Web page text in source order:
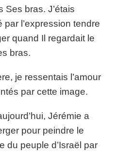
Ses bras. J’étais
par l’expression tendre
quand Il regardait le
bras.
je ressentais l’amour
par cette image.
Jérémie a
pour peindre le
du peuple d’Israël par